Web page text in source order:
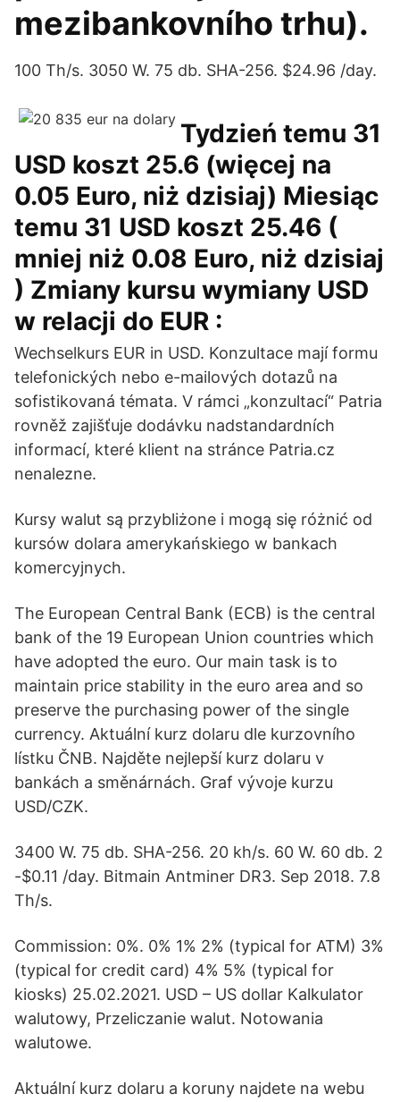
mezibankovního trhu).
100 Th/s. 3050 W. 75 db. SHA-256. $24.96 /day.
Tydzień temu 31
USD koszt 25.6 (więcej na
0.05 Euro, niż dzisiaj) Miesiąc
temu 31 USD koszt 25.46 (
mniej niż 0.08 Euro, niż dzisiaj
) Zmiany kursu wymiany USD
w relacji do EUR :
Wechselkurs EUR in USD. Konzultace mají formu
telefonických nebo e-mailových dotazů na
sofistikovaná témata. V rámci „konzultací“ Patria
rovněž zajišťuje dodávku nadstandardních
informací, které klient na stránce Patria.cz
nenalezne.
Kursy walut są przybliżone i mogą się różnić od
kursów dolara amerykańskiego w bankach
komercyjnych.
The European Central Bank (ECB) is the central
bank of the 19 European Union countries which
have adopted the euro. Our main task is to
maintain price stability in the euro area and so
preserve the purchasing power of the single
currency. Aktuální kurz dolaru dle kurzovního
lístku ČNB. Najděte nejlepší kurz dolaru v
bankách a směnárnách. Graf vývoje kurzu
USD/CZK.
3400 W. 75 db. SHA-256. 20 kh/s. 60 W. 60 db. 2
-$0.11 /day. Bitmain Antminer DR3. Sep 2018. 7.8
Th/s.
Commission: 0%. 0% 1% 2% (typical for ATM) 3%
(typical for credit card) 4% 5% (typical for
kiosks) 25.02.2021. USD – US dollar Kalkulator
walutowy, Przeliczanie walut. Notowania
walutowe.
Aktuální kurz dolaru a koruny najdete na webu